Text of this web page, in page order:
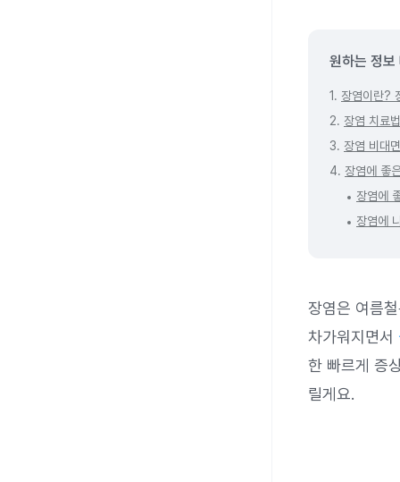
원하는 정보
1. 장염이란?
2. 장염 치료법
3. 장염 비대
4. 장염에 좋
장염에
장염에
장염은 여름
차가워지면서
한 빠르게 증
릴게요.